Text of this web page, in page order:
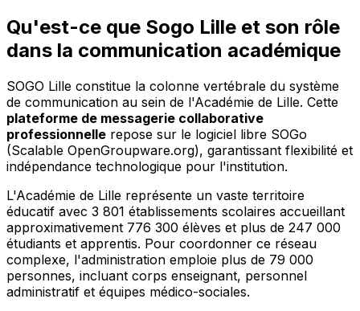
Qu'est-ce que Sogo Lille et son rôle
dans la communication académique
SOGO Lille constitue la colonne vertébrale du système
de communication au sein de l'Académie de Lille. Cette
plateforme de messagerie collaborative
professionnelle repose sur le logiciel libre SOGo
(Scalable OpenGroupware.org), garantissant flexibilité et
indépendance technologique pour l'institution.
L'Académie de Lille représente un vaste territoire
éducatif avec 3 801 établissements scolaires accueillant
approximativement 776 300 élèves et plus de 247 000
étudiants et apprentis. Pour coordonner ce réseau
complexe, l'administration emploie plus de 79 000
personnes, incluant corps enseignant, personnel
administratif et équipes médico-sociales.